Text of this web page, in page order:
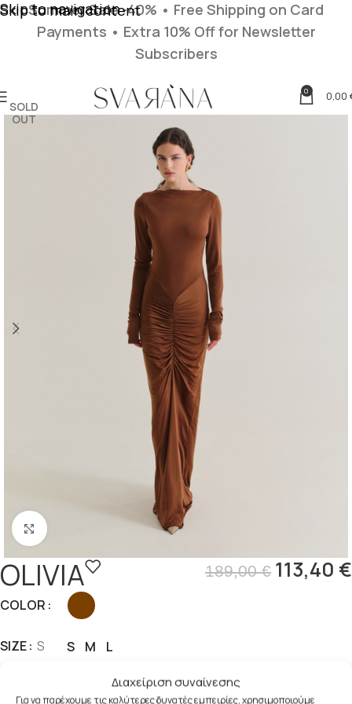
Διαχείριση συναίνεσης
Για να παρέχουμε τις καλύτερες δυνατές εμπειρίες, χρησιμοποιούμε
Skip to navigation
Skip to main content
0 0,00
Click to enlarge
SOLD
OUT
OLIVIA 189,00€ 113,40 €
COLOR
SIZE S S M L
ΠΡΟΣΘΉΚΗ ΣΤΟ ΚΑΛΆΘΙ
Summer Sale -40% • Free Shipping on Card
Payments • Extra 10% Off for Newsletter
Subscribers